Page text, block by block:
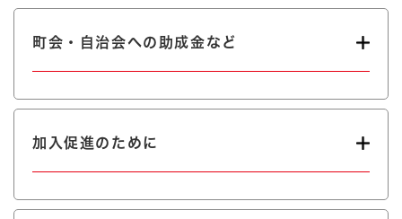
町会・自治会への助成金など
加入促進のために